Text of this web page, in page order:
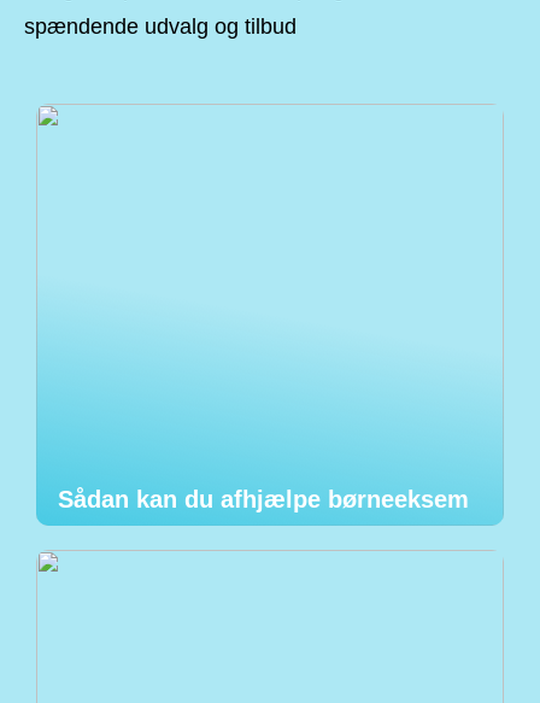
spændende udvalg og tilbud
Sådan kan du afhjælpe børneeksem